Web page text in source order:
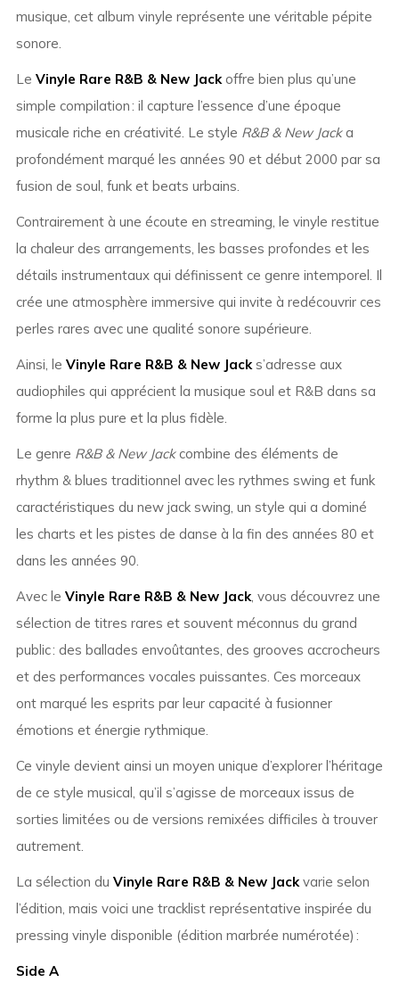
musique, cet album vinyle représente une véritable pépite
sonore.
Le Vinyle Rare R&B & New Jackoffre bien plus qu’une
simple compilation : il capture l’essence d’une époque
musicale riche en créativité. Le style R&B & New Jacka
profondément marqué les années 90 et début 2000 par sa
fusion de soul, funk et beats urbains.
Contrairement à une écoute en streaming, le vinyle restitue
la chaleur des arrangements, les basses profondes et les
détails instrumentaux qui définissent ce genre intemporel. Il
crée une atmosphère immersive qui invite à redécouvrir ces
perles rares avec une qualité sonore supérieure.
Ainsi, le Vinyle Rare R&B & New Jacks’adresse aux
audiophiles qui apprécient la musique soul et R&B dans sa
forme la plus pure et la plus fidèle.
Le genre R&B & New Jackcombine des éléments de
rhythm & blues traditionnel avec les rythmes swing et funk
caractéristiques du new jack swing, un style qui a dominé
les charts et les pistes de danse à la fin des années 80 et
dans les années 90.
Avec le Vinyle Rare R&B & New Jack, vous découvrez une
sélection de titres rares et souvent méconnus du grand
public : des ballades envoûtantes, des grooves accrocheurs
et des performances vocales puissantes. Ces morceaux
ont marqué les esprits par leur capacité à fusionner
émotions et énergie rythmique.
Ce vinyle devient ainsi un moyen unique d’explorer l’héritage
de ce style musical, qu’il s’agisse de morceaux issus de
sorties limitées ou de versions remixées difficiles à trouver
autrement.
La sélection du Vinyle Rare R&B & New Jackvarie selon
l’édition, mais voici une tracklist représentative inspirée du
pressing vinyle disponible (édition marbrée numérotée) :
Side A